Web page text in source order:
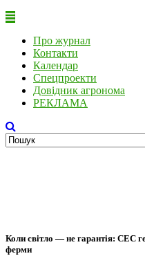
Про журнал
Контакти
Календар
Спецпроекти
Довідник агронома
РЕКЛАМА
Коли світло — не гарантія: СЕС
ферми